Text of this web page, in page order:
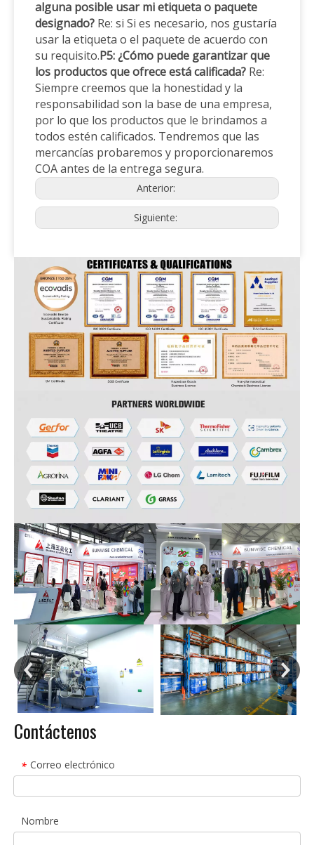
alguna posible usar mi etiqueta o paquete
designado? Re: si Si es necesario, nos gustaría
usar la etiqueta o el paquete de acuerdo con
su requisito.P5: ¿Cómo puede garantizar que
los productos que ofrece está calificada? Re:
Siempre creemos que la honestidad y la
responsabilidad son la base de una empresa,
por lo que los productos que le brindamos a
todos estén calificados. Tendremos que las
mercancías probaremos y proporcionaremos
COA antes de la entrega segura.
Anterior:
Siguiente:
Contáctenos
* Correo electrónico
Nombre